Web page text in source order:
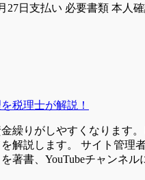
日支払い 必要書類 本人
税理士が解説！
繰りがしやすくなります
解説します。 サイト管
書、YouTubeチャンネ